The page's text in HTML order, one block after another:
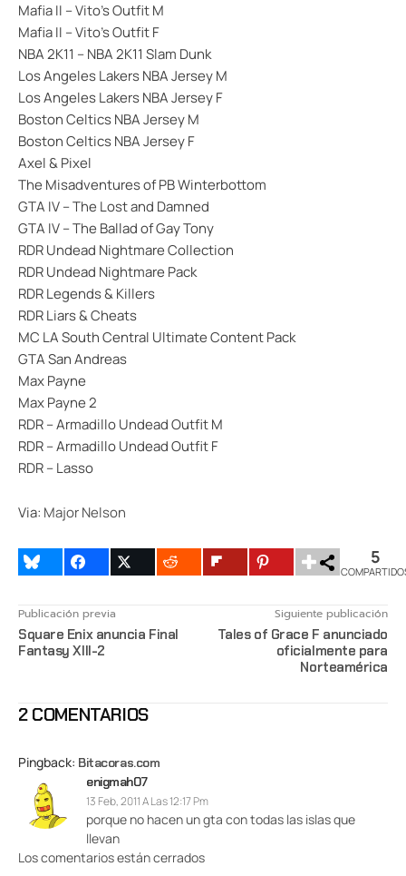
Mafia II – Vito’s Outfit M
Mafia II – Vito’s Outfit F
NBA 2K11 – NBA 2K11 Slam Dunk
Los Angeles Lakers NBA Jersey M
Los Angeles Lakers NBA Jersey F
Boston Celtics NBA Jersey M
Boston Celtics NBA Jersey F
Axel & Pixel
The Misadventures of PB Winterbottom
GTA IV – The Lost and Damned
GTA IV – The Ballad of Gay Tony
RDR Undead Nightmare Collection
RDR Undead Nightmare Pack
RDR Legends & Killers
RDR Liars & Cheats
MC LA South Central Ultimate Content Pack
GTA San Andreas
Max Payne
Max Payne 2
RDR – Armadillo Undead Outfit M
RDR – Armadillo Undead Outfit F
RDR – Lasso
Via: Major Nelson
5
Publicación previa
Square Enix anuncia Final
Fantasy XIII-2
Siguiente publicación
Tales of Grace F anunciado
oficialmente para
Norteamérica
2 COMENTARIOS
Pingback: Bitacoras.com
enigmah07
13 Feb, 2011 A Las 12:17 Pm
porque no hacen un gta con todas las islas que
llevan
Los comentarios están cerrados